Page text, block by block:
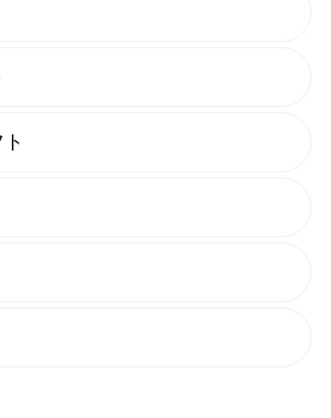
の？？
ノール】【ＧＡＢＡ】が他社様の
ターで含有量を分析し、より美味
くは「えぐみ」「苦み」を最小